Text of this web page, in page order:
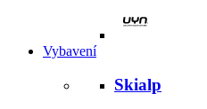
Vybavení
Skialp